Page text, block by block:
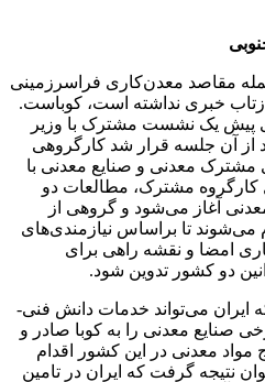
مقاصد معدن‌کاری فراسرزمینی
خبری نداشته است، کوباست.
پیش یک نشست مشترک با وزیر
از آن جلسه قرار شد کارگروهی
معدنی و صنایع معدنی با
مشترک، مطالعات دو
آغاز می‌شود و گروهی از
می‌شوند تا براساس نیازمندی‌‌‌های
امضا و نقشه راهی برای
دو کشور تدوین شود.
ایران می‌تواند خدمات دانش فنی-
صنایع معدنی را به کوبا صادر و
معدنی در این کشور اقدام
نتیجه گرفت که ایران در تامین